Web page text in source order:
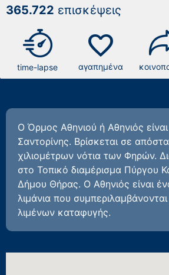
365.722 επισκέψεις
time-lapse
favorite
αγαπημένα
Ο Όρμος Αθηνιού ή Αθηνιός είναι
Σαντορίνης. Βρίσκεται σε
χιλιομέτρων νότια των Φηρών.
στο Τοπικό διαμέρισμα Πύργου
Δήμου Θήρας. Ο Αθηνιός είναι
λιμάνια που
λιμένων καταφυγής.